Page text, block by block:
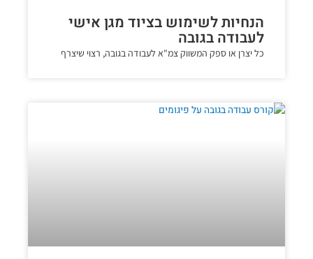
הנחיות לשימוש בציוד מגן אישי
לעבודה בגובה
כל יצרן או ספק המשווק צמ"א לעבודה בגובה, רצוי שיצרף